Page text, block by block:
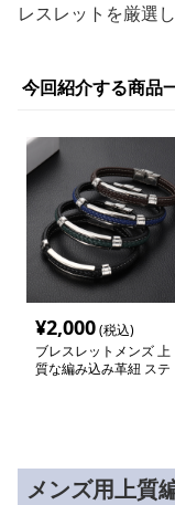
レスレットを厳選
今回紹介する商品
¥2,000(税込)
ブレスレットメンズ 上
質な編み込み革紐 ステ
メンズ用上質